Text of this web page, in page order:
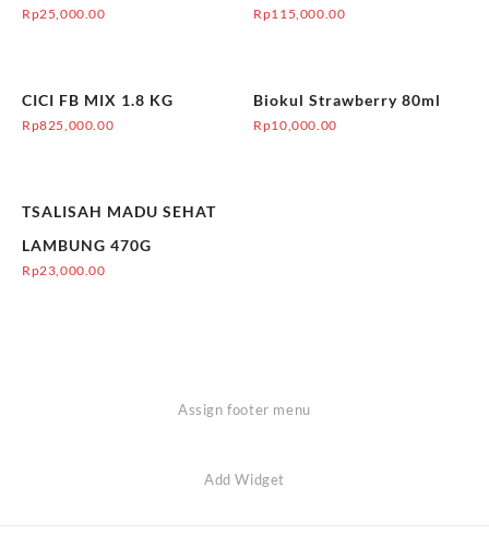
Rp25,000.00 Rp115,000.00
CICI FB MIX 1.8 KG
Rp825,000.00
Biokul Strawberry 80ml
Rp10,000.00
TSALISAH MADU SEHAT
LAMBUNG 470G
Rp23,000.00
Assign footer menu
Add Widget